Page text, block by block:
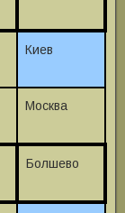
Киев
Москва
Болшево